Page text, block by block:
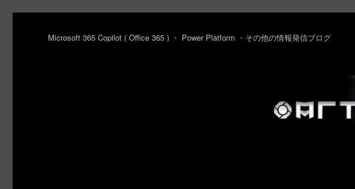
Microsoft 365 Copilot ( Office 365 ) ・ Power Platform ・その他の情報発信ブログ